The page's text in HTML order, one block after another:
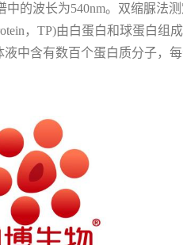
中的波长为540nm。双缩脲法
，TP)由白蛋白和球蛋白
液中含有数百个蛋白质分子，